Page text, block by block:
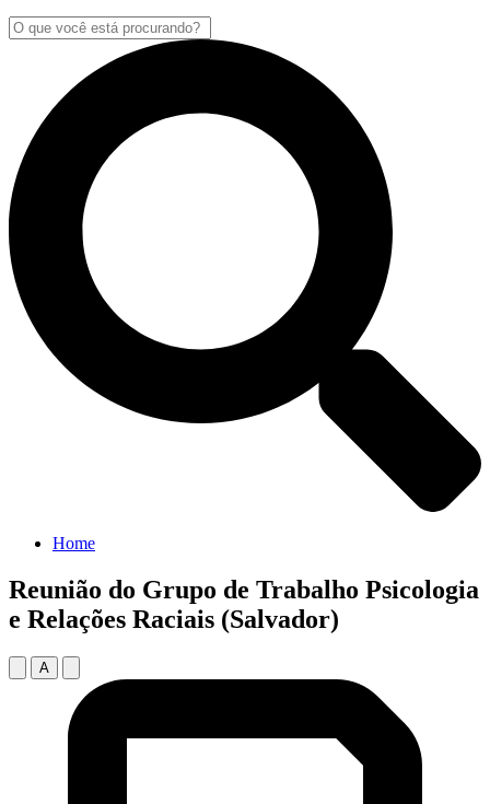
Home
Reunião do Grupo de Trabalho Psicologia
e Relações Raciais (Salvador)
A